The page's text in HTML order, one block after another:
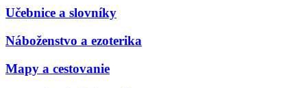
Učebnice a slovníky
Náboženstvo a ezoterika
Mapy a cestovanie